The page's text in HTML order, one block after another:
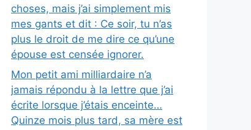
choses, mais j’ai simplement mis
mes gants et dit : Ce soir, tu n’as
plus le droit de me dire ce qu’une
épouse est censée ignorer.
Mon petit ami milliardaire n’a
jamais répondu à la lettre que j’ai
écrite lorsque j’étais enceinte…
Quinze mois plus tard, sa mère est